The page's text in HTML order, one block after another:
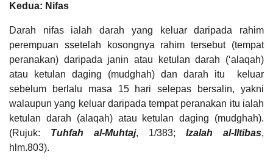
Kedua: Nifas
Darah nifas ialah darah yang keluar daripada rahim
perempuan ssetelah kosongnya rahim tersebut (tempat
peranakan) daripada janin atau ketulan darah (‘alaqah)
atau ketulan daging (mudghah) dan darah itu keluar
sebelum berlalu masa 15 hari selepas bersalin, yakni
walaupun yang keluar daripada tempat peranakan itu ialah
ketulan darah (alaqah) atau ketulan daging (mudghah).
(Rujuk: Tuhfah al-Muhtaj, 1/383; Izalah al-Iltibas,
hlm.803).